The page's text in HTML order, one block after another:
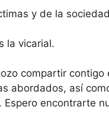
y de la
la vicarial.
compartir
abordados, así
encontrarte